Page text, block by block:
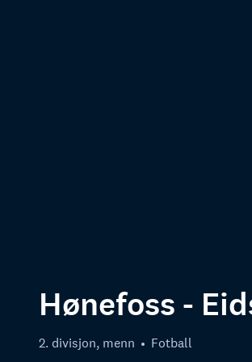
Hønefoss -
2. divisjon, menn Fotball